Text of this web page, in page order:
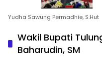
Yudha Sawung Permadhie, S.Hut
Wakil Bupati
Baharudin, SM